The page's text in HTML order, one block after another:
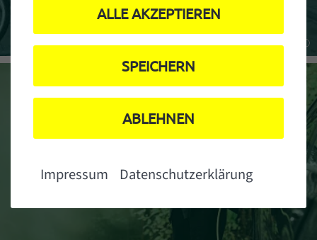
ALLE AKZEPTIEREN
SPEICHERN
ABLEHNEN
Impressum Datenschutzerklärung